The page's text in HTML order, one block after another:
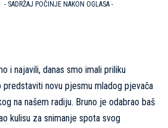
- SADRŽAJ POČINJE NAKON OGLASA -
i najavili, danas smo imali priliku
predstaviti novu pjesmu mladog pjevača
na našem radiju. Bruno je odabrao baš
kulisu za snimanje spota svog